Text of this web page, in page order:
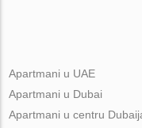
Apartmani u UAE
Apartmani u Dubai
Apartmani u centru